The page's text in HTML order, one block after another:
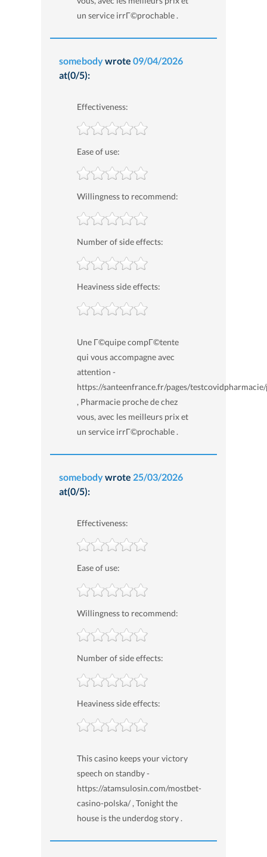
un service irrГ©prochable .
somebodywrote 09/04/2026
at(0/5):
Effectiveness:
Ease of use:
Willingness to recommend:
Number of side effects:
Heaviness side effects:
Une Г©quipe compГ©tente
qui vous accompagne avec
attention -
https://santeenfrance.fr/pages/
, Pharmacie proche de chez
vous, avec les meilleurs prix et
un service irrГ©prochable .
somebodywrote 25/03/2026
at(0/5):
Effectiveness:
Ease of use:
Willingness to recommend:
Number of side effects:
Heaviness side effects:
This casino keeps your victory
speech on standby -
https://atamsulosin.com/mostbet-
casino-polska/ , Tonight the
house is the underdog story .